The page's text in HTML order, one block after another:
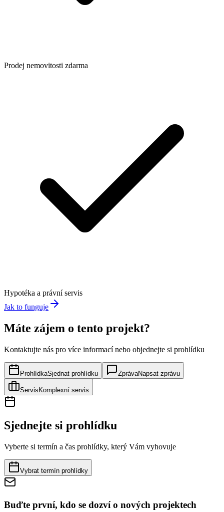
Prodej nemovitosti zdarma
Hypotéka a právní servis
Jak to funguje
Máte zájem o tento projekt?
Kontaktujte nás pro více informací nebo objednejte si prohlídku
ProhlídkaSjednat prohlídku ZprávaNapsat zprávu
ServisKomplexní servis
Sjednejte si prohlídku
Vyberte si termín a čas prohlídky, který Vám vyhovuje
Vybrat termín prohlídky
Buďte první, kdo se dozví o nových projektech